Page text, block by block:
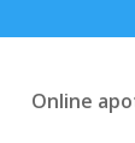
Online